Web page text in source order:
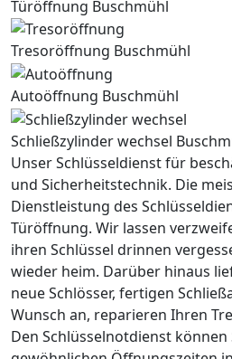
Türöffnung Buschmühl
Tresoröffnung Buschmühl
Autoöffnung Buschmühl
Schließzylinder wechsel
Unser Schlüsseldienst für
und Sicherheitstechnik. Die
Dienstleistung des
Türöffnung. Wir lassen
ihren Schlüssel drinnen
wieder heim. Darüber hinaus
neue Schlösser, fertigen
Wunsch an, reparieren Ihren
Den Schlüsselnotdienst